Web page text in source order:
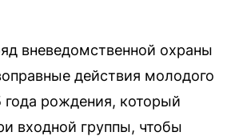
вневедомственной охраны
действия молодого
года рождения, который
входной группы, чтобы